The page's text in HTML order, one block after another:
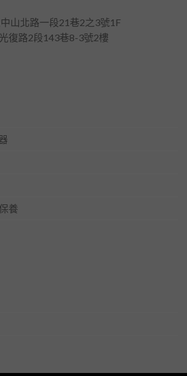
山北路一段21巷2之3號1F
復路2段143巷8-3號2樓
養